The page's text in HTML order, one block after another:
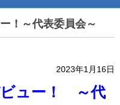
！～代表委員会～
2023年1月16日
ュー！ ～代